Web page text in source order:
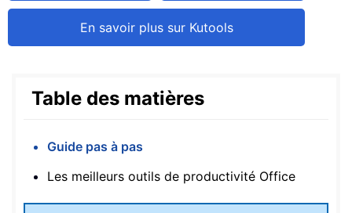
En savoir plus sur Kutools
Table des matières
Guide pas à pas
Les meilleurs outils de productivité Office